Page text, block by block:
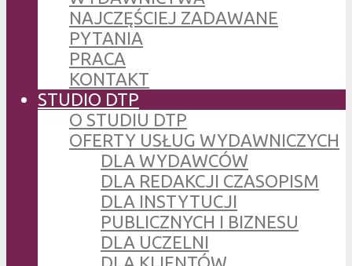
NAJCZĘŚCIEJ ZADAWANE
PYTANIA
PRACA
KONTAKT
STUDIO DTP
O STUDIU DTP
OFERTY USŁUG WYDAWNICZYCH
DLA WYDAWCÓW
DLA REDAKCJI CZASOPISM
DLA INSTYTUCJI
PUBLICZNYCH I BIZNESU
DLA UCZELNI